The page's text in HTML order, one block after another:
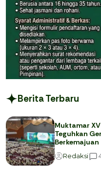
Berita Terbaru
Muktamar
Teguhkan
Berkemajuan
Redaksi